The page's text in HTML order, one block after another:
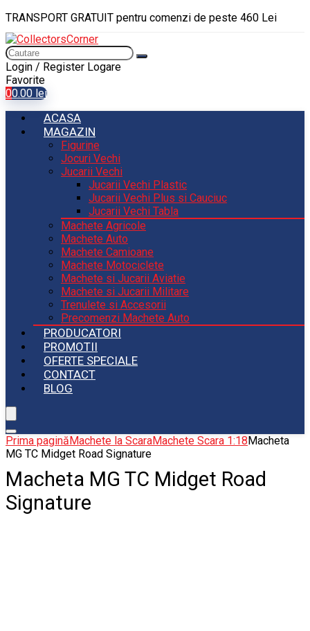
TRANSPORT GRATUIT pentru comenzi de peste 460 Lei
Login / Register Logare
Favorite
00.00 lei
ACASA
MAGAZIN
Figurine
Jocuri Vechi
Jucarii Vechi
Jucarii Vechi Plastic
Jucarii Vechi Plus si Cauciuc
Jucarii Vechi Tabla
Machete Agricole
Machete Auto
Machete Camioane
Machete Motociclete
Machete si Jucarii Aviatie
Machete si Jucarii Militare
Trenulete si Accesorii
Precomenzi Machete Auto
PRODUCATORI
PROMOTII
OFERTE SPECIALE
CONTACT
BLOG
Prima paginăMachete la ScaraMachete Scara 1:18Macheta
MG TC Midget Road Signature
Macheta MG TC Midget Road
Signature